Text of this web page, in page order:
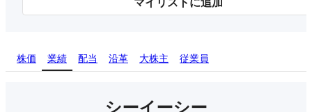
マイリストに追加
株価 業績 配当 沿革 大株主 従業員